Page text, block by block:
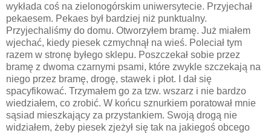
wykłada coś na zielonogórskim uniwersytecie. Przyjechał
pekaesem. Pekaes był bardziej niż punktualny.
Przyjechaliśmy do domu. Otworzyłem bramę. Już miałem
wjechać, kiedy piesek czmychnął na wieś. Poleciał tym
razem w stronę byłego sklepu. Poszczekał sobie przez
bramę z dwoma czarnymi psami, które zwykle szczekają na
niego przez bramę, drogę, stawek i płot. I dał się
spacyfikować. Trzymałem go za tzw. wszarz i nie bardzo
wiedziałem, co zrobić. W końcu sznurkiem poratował mnie
sąsiad mieszkający za przystankiem. Swoją drogą nie
widziałem, żeby piesek zjeżył się tak na jakiegoś obcego